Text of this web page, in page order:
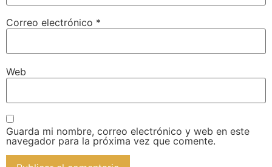
Correo electrónico *
Web
Guarda mi nombre, correo electrónico y web en este
navegador para la próxima vez que comente.